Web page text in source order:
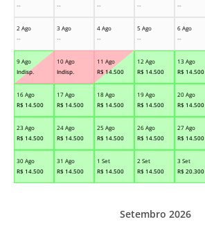
--
--
--
--
--
2 Ago
--
3 Ago
--
4 Ago
--
5 Ago
--
6 Ago
--
9 Ago
Indisp.
10 Ago
Indisp.
11 Ago
R$ 14.500
12 Ago
R$ 14.500
13 Ago
R$ 14.500
16 Ago
R$ 14.500
17 Ago
R$ 14.500
18 Ago
R$ 14.500
19 Ago
R$ 14.500
20 Ago
R$ 14.500
23 Ago
R$ 14.500
24 Ago
R$ 14.500
25 Ago
R$ 14.500
26 Ago
R$ 14.500
27 Ago
R$ 14.500
30 Ago
R$ 14.500
31 Ago
R$ 14.500
1 Set
R$ 14.500
2 Set
R$ 14.500
3 Set
R$ 20.300
Setembro 2026